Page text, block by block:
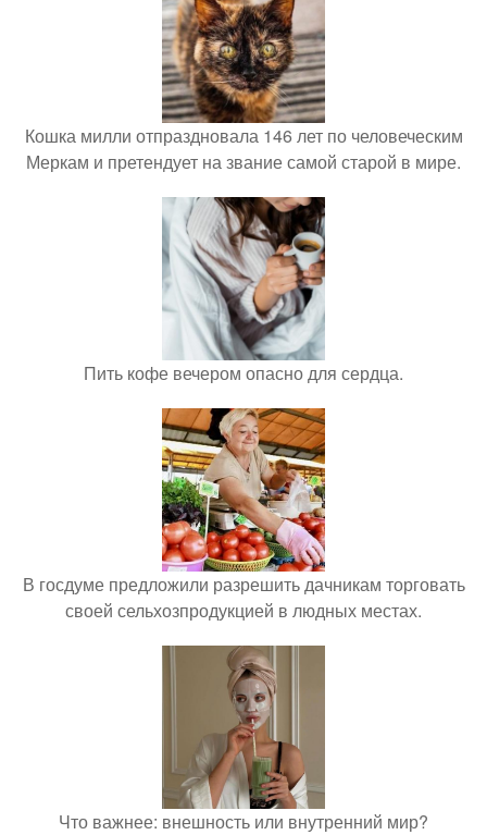
Кошка милли отпраздновала 146 лет по человеческим
Меркам и претендует на звание самой старой в мире.
Пить кофе вечером опасно для сердца.
В госдуме предложили разрешить дачникам торговать
своей сельхозпродукцией в людных местах.
Что важнее: внешность или внутренний мир?